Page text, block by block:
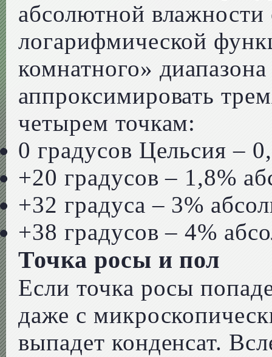
абсолютной
логарифмической
комнатного»
аппроксимировать
четырем точкам:
0 градусов Цельсия –
+20 градусов – 1,8%
+32 градуса – 3%
+38 градусов – 4%
Точка росы и пол
Если точка росы
даже с
выпадет конденсат.